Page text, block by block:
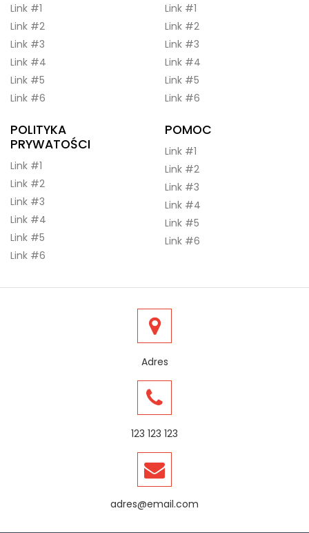
Link #1
Link #2
Link #3
Link #4
Link #5
Link #6
Link #1
Link #2
Link #3
Link #4
Link #5
Link #6
POLITYKA
PRYWATOŚCI
Link #1
Link #2
Link #3
Link #4
Link #5
Link #6
POMOC
Link #1
Link #2
Link #3
Link #4
Link #5
Link #6
Adres
123 123 123
adres@email.com